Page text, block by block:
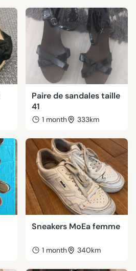
Paire de sandales taille
41
1 month 333km
Sneakers MoEa femme
1 month 340km